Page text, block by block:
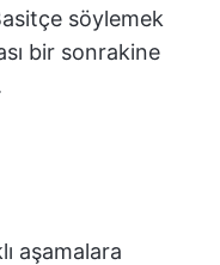
söylemek
bir sonrakine
aşamalara